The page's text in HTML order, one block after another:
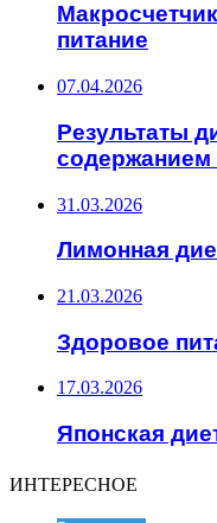
питание
07.04.2026
Результаты
содержанием
31.03.2026
Лимонная
21.03.2026
Здоровое
17.03.2026
Японская
ИНТЕРЕСНОЕ